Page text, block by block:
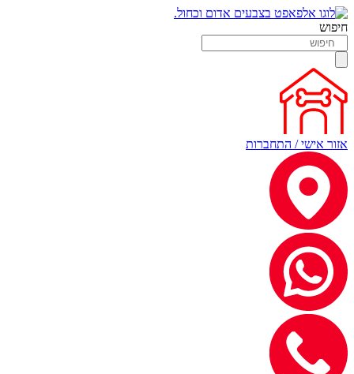
חיפוש
אזור אישי / התחברות